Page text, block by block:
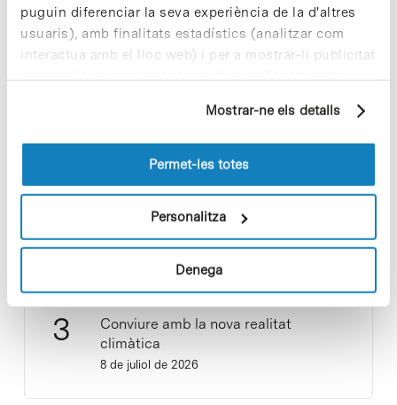
puguin diferenciar la seva experiència de la d'altres
usuaris), amb finalitats estadístics (analitzar com
interactua amb el lloc web) i per a mostrar-li publicitat
personalitzada sobre la base d'un perfil elaborat a
pàgines visitades). Per a obtenir més informació sobre
les cookies pot consultar laPolítica de cookiesdel
Mostrar-ne els detalls
Permet-les totes
Personalitza
Denega
d’emergència climàtica
Cuidar el territori és sostenibilitat
29 de juliol de 2026
Conviure amb la nova realitat
climàtica
8 de juliol de 2026